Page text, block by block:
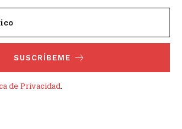
SUSCRÍBEME
de Privacidad.